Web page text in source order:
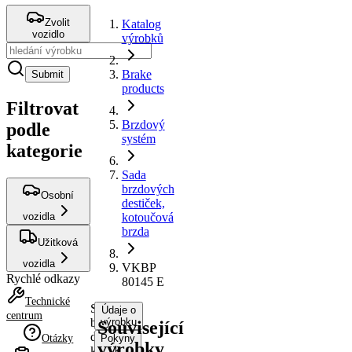
Zvolit
vozidlo
Submit
Filtrovat
podle
kategorie
Osobní
vozidla
Užitková
vozidla
Rychlé odkazy
Technické
centrum
Otázky
Katalog
výrobků
Brake
products
Brzdový
systém
Sada
brzdových
destiček,
kotoučová
brzda
VKBP
80145 E
Sada
brzdových
destiček,
Údaje o
výrobku
Pokyny
Související